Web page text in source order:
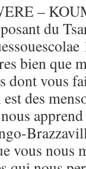
–
du
bien que
dont vous
des
vous nous